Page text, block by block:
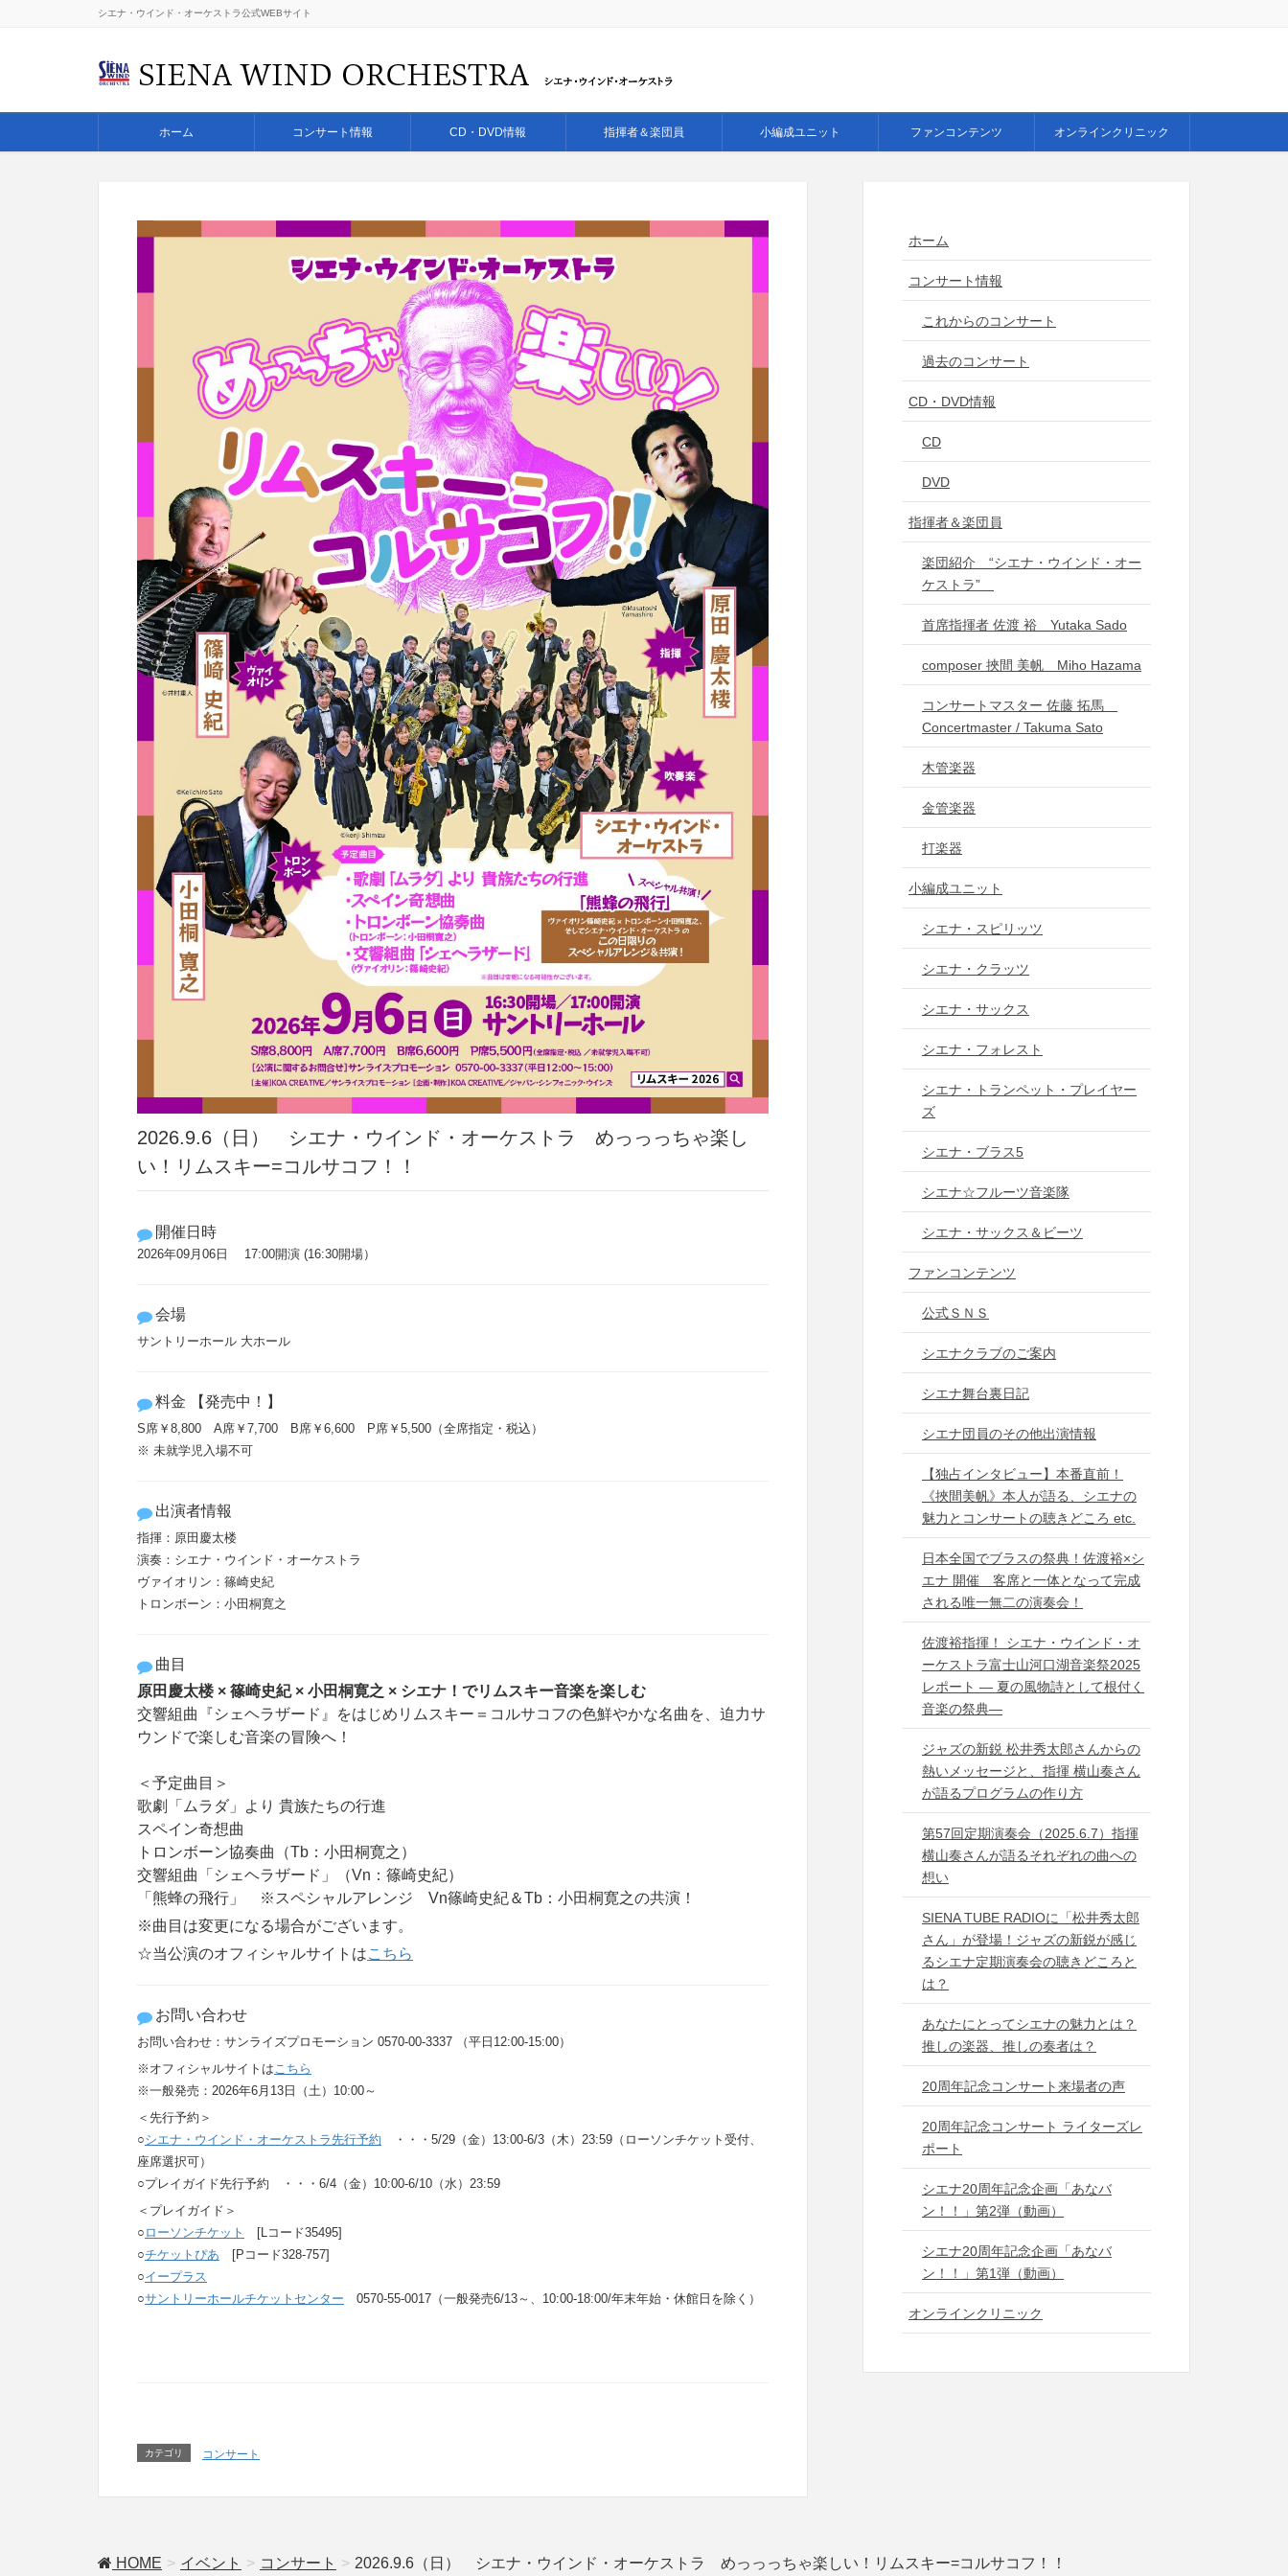
シエナ・ウインド・オーケストラ公式WEBサイト
ホーム コンサート情報 CD・DVD情報 指揮者＆楽団員 小編成ユニット ファンコンテンツ オンラインクリニック
2026.9.6（日） シエナ・ウインド・オーケストラ めっっっちゃ楽し
い！リムスキー=コルサコフ！！
開催日時
2026年09月06日 17:00開演 (16:30開場）
会場
サントリーホール 大ホール
料金 【発売中！】
S席￥8,800 A席￥7,700 B席￥6,600 P席￥5,500（全席指定・税込）
※ 未就学児入場不可
出演者情報
指揮：原田慶太楼
演奏：シエナ・ウインド・オーケストラ
ヴァイオリン：篠崎史紀
トロンボーン：小田桐寛之
曲目
原田慶太楼 × 篠崎史紀 × 小田桐寛之 × シエナ！でリムスキー音楽を楽しむ
交響組曲『シェヘラザード』をはじめ リムスキー＝コルサコフの色鮮やかな名曲を、 迫力サ
ウンドで楽しむ音楽の冒険へ！
＜予定曲目＞
歌劇「ムラダ」より 貴族たちの行進
スペイン奇想曲
トロンボーン協奏曲（Tb：小田桐寛之）
交響組曲「シェヘラザード」（Vn：篠崎史紀）
「熊蜂の飛行」 ※スペシャルアレンジ Vn篠崎史紀＆Tb：小田桐寛之の共演！
※曲目は変更になる場合がございます。
☆当公演のオフィシャルサイトはこちら
お問い合わせ
お問い合わせ：サンライズプロモーション 0570-00-3337 （平日12:00-15:00）
※オフィシャルサイトはこちら
※一般発売：2026年6月13日（土）10:00～
＜先行予約＞
○シエナ・ウインド・オーケストラ先行予約 ・・・5/29（金）13:00-6/3（木）23:59（ローソンチケット受付、
座席選択可）
○プレイガイド先行予約 ・・・6/4（金）10:00-6/10（水）23:59
＜プレイガイド＞
○ ローソンチケット
[Lコード35495]
○チケットぴあ [Pコード328-757]
○イープラス
○サントリーホールチケットセンター 0570-55-0017（一般発売6/13～、10:00-18:00/年末年始・休館日を除く）
カテゴリ コンサート
ホーム
コンサート情報
これからのコンサート
過去のコンサート
CD・DVD情報
CD
DVD
指揮者＆楽団員
楽団紹介 “シエナ・ウインド・オー
ケストラ”
首席指揮者 佐渡 裕 Yutaka Sado
composer 挾間 美帆 Miho Hazama
コンサートマスター 佐藤 拓馬
Concertmaster / Takuma Sato
木管楽器
金管楽器
打楽器
小編成ユニット
シエナ・スピリッツ
シエナ・クラッツ
シエナ・サックス
シエナ・フォレスト
シエナ・トランペット・プレイヤー
ズ
シエナ・ブラス5
シエナ☆フルーツ音楽隊
シエナ・サックス＆ビーツ
ファンコンテンツ
公式ＳＮＳ
シエナクラブのご案内
シエナ舞台裏日記
シエナ団員のその他出演情報
【独占インタビュー】本番直前！
《挾間美帆》本人が語る、シエナの
魅力とコンサートの聴きどころ etc.
日本全国でブラスの祭典！佐渡裕×シ
エナ 開催 客席と一体となって完成
される唯一無二の演奏会！
佐渡裕指揮！ シエナ・ウインド・オ
ーケストラ富士山河口湖音楽祭2025
レポート ― 夏の風物詩として根付く
音楽の祭典―
ジャズの新鋭 松井秀太郎さんからの
熱いメッセージと、指揮 横山奏さん
が語るプログラムの作り方
第57回定期演奏会（2025.6.7）指揮
横山奏さんが語るそれぞれの曲への
想い
SIENA TUBE RADIOに「松井秀太郎
さん」が登場！ジャズの新鋭が感じ
るシエナ定期演奏会の聴きどころと
は？
あなたにとってシエナの魅力とは？
推しの楽器、推しの奏者は？
20周年記念コンサート来場者の声
20周年記念コンサート ライターズレ
ポート
シエナ20周年記念企画「あなバ
ン！！」第2弾（動画）
シエナ20周年記念企画「あなバ
ン！！」第1弾（動画）
オンラインクリニック
HOME イベント コンサート 2026.9.6（日） シエナ・ウインド・オーケストラ めっっっちゃ楽しい！リムスキー=コルサコフ！！